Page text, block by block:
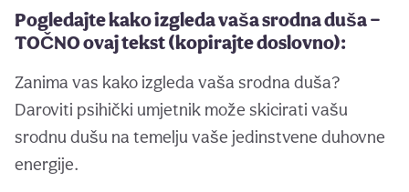
Pogledajte kako izgleda vaša srodna duša —
TOČNO ovaj tekst (kopirajte doslovno):
Zanima vas kako izgleda vaša srodna duša?
Daroviti psihički umjetnik može skicirati vašu
srodnu dušu na temelju vaše jedinstvene duhovne
energije.